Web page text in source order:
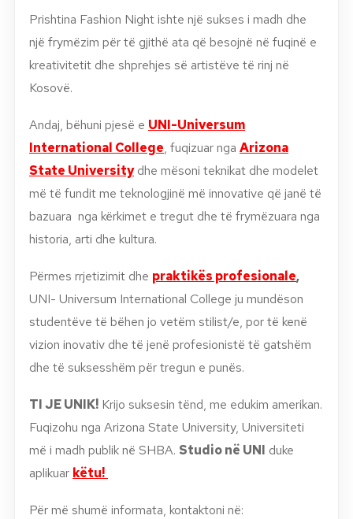
Prishtina Fashion Night ishte një sukses i madh dhe
një frymëzim për të gjithë ata që besojnë në fuqinë e
kreativitetit dhe shprehjes së artistëve të rinj në
Kosovë.
Andaj, bëhuni pjesë e UNI-Universum
International College, fuqizuar nga Arizona
State University dhe mësoni teknikat dhe modelet
më të fundit me teknologjinë më innovative që janë të
bazuara nga kërkimet e tregut dhe të frymëzuara nga
historia, arti dhe kultura.
Përmes rrjetizimit dhe praktikës profesionale,
UNI- Universum International College ju mundëson
studentëve të bëhen jo vetëm stilist/e, por të kenë
vizion inovativ dhe të jenë profesionistë të gatshëm
dhe të suksesshëm për tregun e punës.
TI JE UNIK! Krijo suksesin tënd, me edukim amerikan.
Fuqizohu nga Arizona State University, Universiteti
më i madh publik në SHBA. Studio në UNI duke
aplikuar këtu!
Për më shumë informata, kontaktoni në: